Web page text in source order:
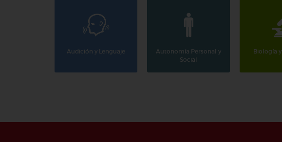
Audición y Lenguaje
Autonomía Personal y
Social
Biología